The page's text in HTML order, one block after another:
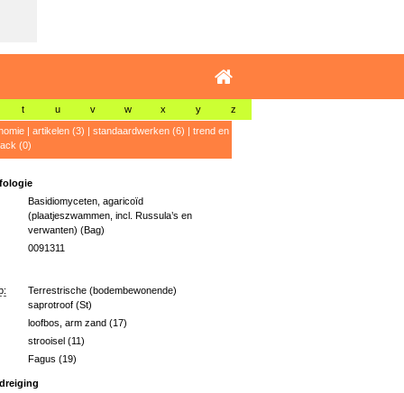
t u v w x y z
| artikelen (3) | standaardwerken (6) | trend en
(0)
Basidiomyceten, agaricoïd
(plaatjeszwammen, incl. Russula’s en
verwanten) (Bag)
0091311
Terrestrische (bodembewonende)
saprotroof (St)
loofbos, arm zand (17)
strooisel (11)
Fagus (19)